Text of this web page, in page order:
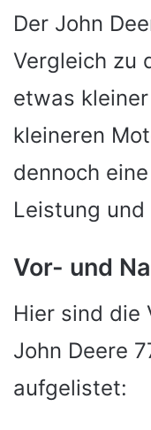
Der John
Vergleich zu
etwas
kleineren
dennoch
Leistung
Vor- und
Hier sind die
John Deere
aufgelistet: